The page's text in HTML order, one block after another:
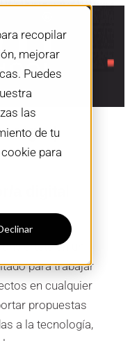
recopilar
mejorar
Puedes
las
de tu
para
|
en un
para trabajar
en cualquier
propuestas
a la tecnología,